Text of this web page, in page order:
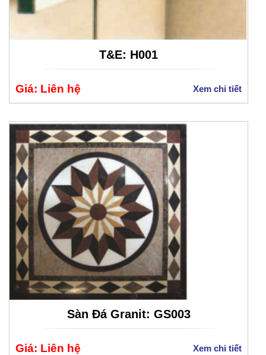
T&E: H001
Giá: Liên hệ Xem chi tiết
Sàn Đá Granit: GS003
Giá: Liên hệ Xem chi tiết